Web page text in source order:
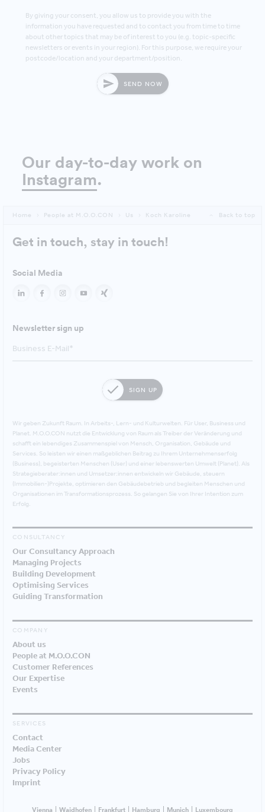
By giving your consent, you allow us to provide you with the
information you have requested and to contact you from time to time
about other topics that may be of interest to you (e.g. topic-specific
newsletters or events in your region). For this purpose, we require your
postcode/location and your department/position.
SEND NOW
Our day-to-day work on
Instagram.
Home People at M.O.O.CON Us Koch Karoline Back to top
Get in touch, stay in touch!
Social Media
Newsletter sign up
SIGN UP
Wir geben Zukunft Raum. In Arbeits-, Lern- und Kulturwelten. Für User, Business und
Planet. M.O.O.CON nutzt die Entwicklung von Raum als Treiber der Veränderung und
schafft ein lebendiges Zusammenspiel von Mensch, Organisation, Gebäude und
Services. So leisten wir einen maßgeblichen Beitrag zu Ihrem Unternehmenserfolg
(Business), begeisterten Menschen (User) und einer lebenswerten Umwelt (Planet). Als
Strategieberater:innen und Umsetzer:innen entwickeln wir Gebäude, steuern
(Immobilien-)Projekte, optimieren den Gebäudebetrieb und begleiten Menschen und
Organisationen im Transformationsprozess. So gelangen Sie von Ihrer Intention zum
Erfolg.
CONSULTANCY
Our Consultancy Approach
Managing Projects
Building Development
Optimising Services
Guiding Transformation
COMPANY
About us
People at M.O.O.CON
Customer References
Our Expertise
Events
SERVICES
Contact
Media Center
Jobs
Privacy Policy
Imprint
Vienna Waidhofen Frankfurt Hamburg Munich Luxembourg